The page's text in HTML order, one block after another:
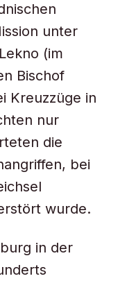
unter
(im
Bischof
Kreuzzüge in
nur
die
bei
wurde.
in der